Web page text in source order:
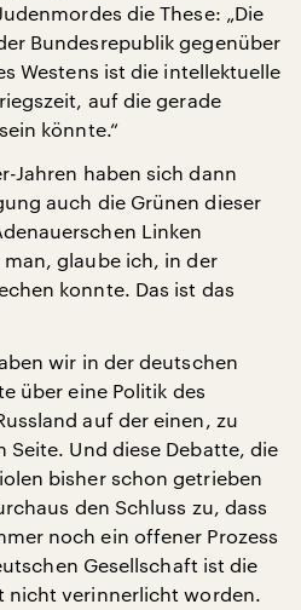
die These: „Die
Bundesrepublik gegenüber
Westens ist die intellektuelle
auf die gerade
könnte.“
Jahren haben sich dann
auch die Grünen dieser
Linken
glaube ich, in der
konnte. Das ist das
wir in der deutschen
über eine Politik des
auf der einen, zu
Seite. Und diese Debatte, die
bisher schon getrieben
den Schluss zu, dass
noch ein offener Prozess
Gesellschaft ist die
nicht verinnerlicht worden.